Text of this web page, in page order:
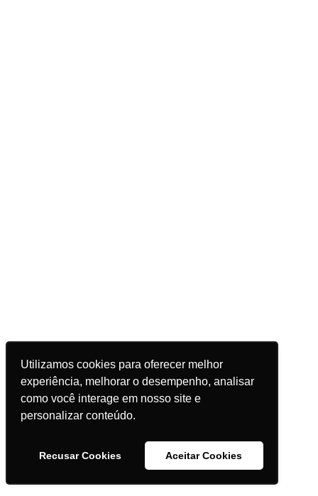
Utilizamos cookies para oferecer melhor
experiência, melhorar o desempenho, analisar
como você interage em nosso site e
personalizar conteúdo.
Recusar Cookies Aceitar Cookies